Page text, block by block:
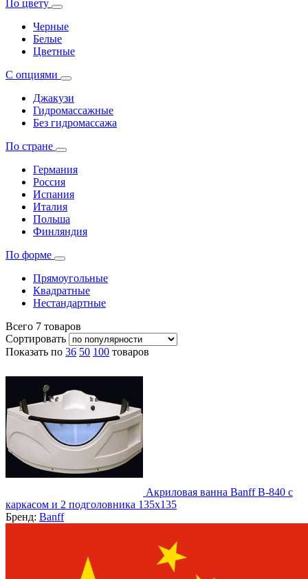
По цвету
Черные
Белые
Цветные
С опциями
Джакузи
Гидромассажные
Без гидромассажа
По стране
Германия
Россия
Испания
Италия
Польша
Финляндия
По форме
Прямоугольные
Квадратные
Нестандартные
Всего 7 товаров
Сортировать
Показать по 36 50 100 товаров
Акриловая ванна Banff B-840 с
каркасом и 2 подголовника 135х135
Бренд: Banff